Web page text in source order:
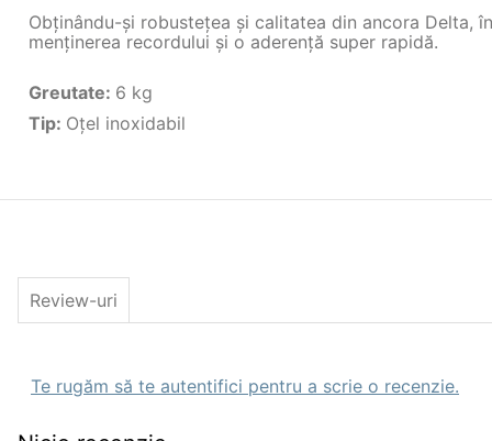
Obținându-și robustețea și calitatea din ancora Delta,
menținerea recordului și o aderență super rapidă.
Greutate: 6 kg
Tip: Oţel inoxidabil
Review-uri
Te rugăm să te autentifici pentru a scrie o recenzie.